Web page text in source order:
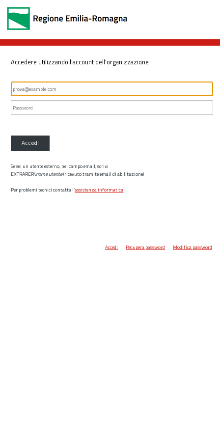
Accedere utilizzando l'account dell'organizzazione
Accedi
Se sei un utente esterno, nel campo email, scrivi
EXTRARER\nome utente(ricevuto tramite email di abilitazione)
Per problemi tecnici contatta l’assistenza informatica.
Accedi Recupera password Modifica password